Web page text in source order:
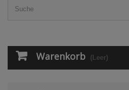
Warenkorb (Leer)